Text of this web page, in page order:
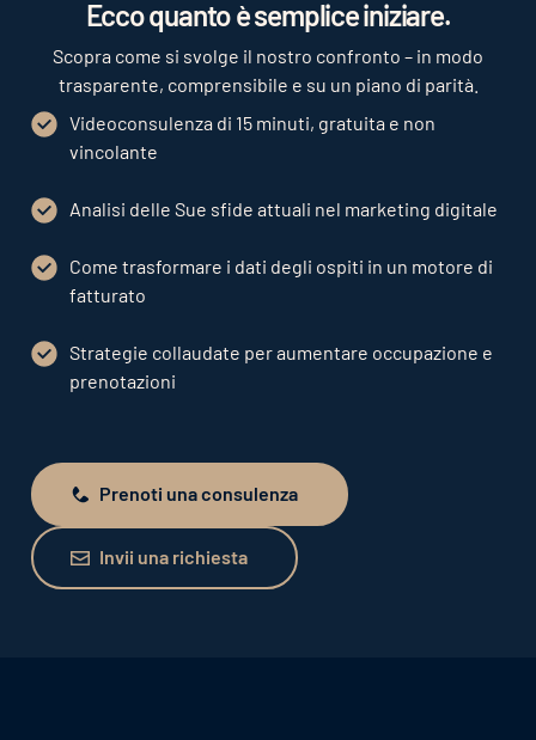
Ecco quanto è semplice iniziare.
Scopra come si svolge il nostro confronto – in modo
trasparente, comprensibile e su un piano di parità.
Videoconsulenza di 15 minuti, gratuita e non
vincolante
Analisi delle Sue sfide attuali nel marketing digitale
Come trasformare i dati degli ospiti in un motore di
fatturato
Strategie collaudate per aumentare occupazione e
prenotazioni
Prenoti una consulenza
Prenoti una consulenza
Invii una richiesta
Invii una richiesta